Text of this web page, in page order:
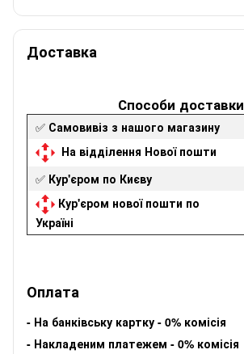
Доставка
Способи доставки
✅ Самовивіз з нашого магазину
На відділення Нової пошти
✅ Кур'єром по Києву
Кур'єром нової пошти по
Україні
Оплата
- На банківську картку - 0% комісія
- Накладеним платежем - 0% комісія